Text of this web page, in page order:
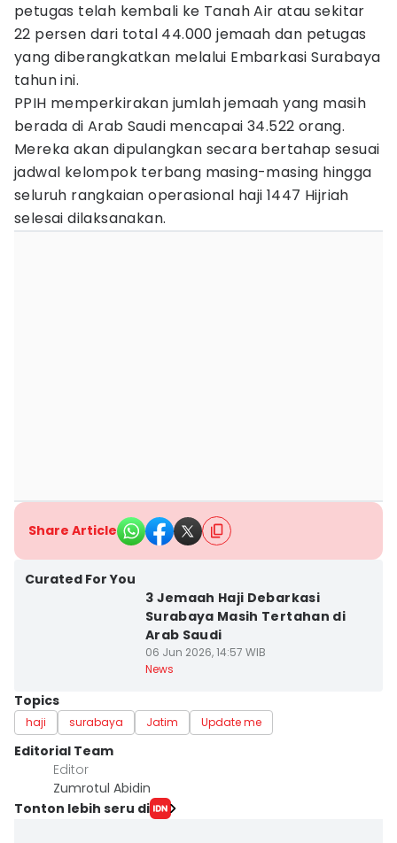
petugas telah kembali ke Tanah Air atau sekitar
22 persen dari total 44.000 jemaah dan petugas
yang diberangkatkan melalui Embarkasi Surabaya
tahun ini.
PPIH memperkirakan jumlah jemaah yang masih
berada di Arab Saudi mencapai 34.522 orang.
Mereka akan dipulangkan secara bertahap sesuai
jadwal kelompok terbang masing-masing hingga
seluruh rangkaian operasional haji 1447 Hijriah
selesai dilaksanakan.
Share Article
Curated For You
3 Jemaah Haji Debarkasi
Surabaya Masih Tertahan di
Arab Saudi
06 Jun 2026, 14:57 WIB
News
Topics
haji surabaya Jatim Update me
Editorial Team
Editor
Zumrotul Abidin
Tonton lebih seru di